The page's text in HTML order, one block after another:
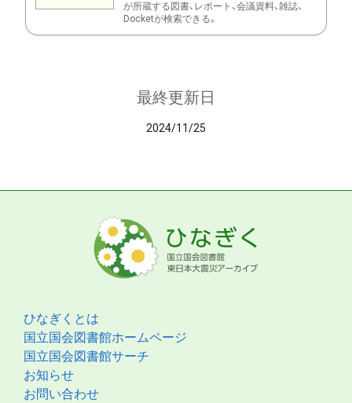
が所蔵する図書、レポート、会議資料、雑誌、
Docketが検索できる。
最終更新日
2024/11/25
ひなぎくとは
国立国会図書館ホームページ
国立国会図書館サーチ
お知らせ
お問い合わせ